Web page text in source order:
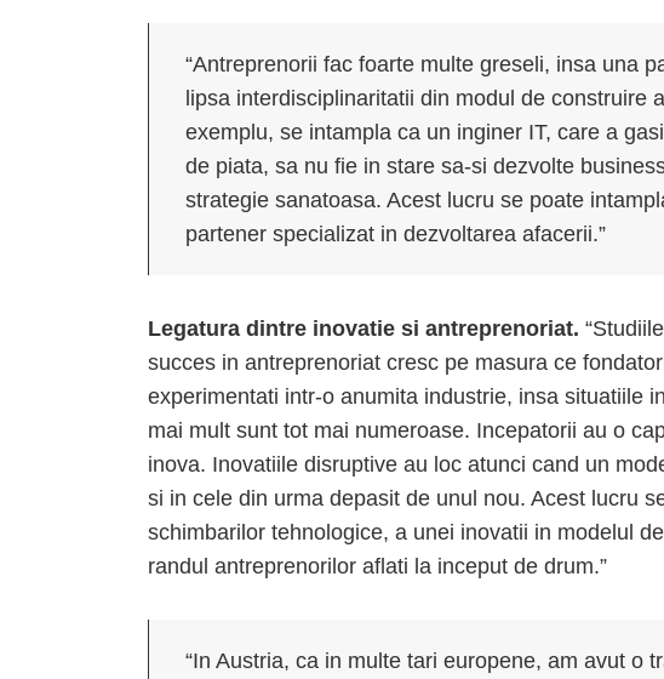
“Antreprenorii fac foarte multe greseli, insa una
lipsa interdisciplinaritatii din modul de construire
exemplu, se intampla ca un inginer IT, care a
de piata, sa nu fie in stare sa-si dezvolte
strategie sanatoasa. Acest lucru se poate
partener specializat in dezvoltarea afacerii.”
Legatura dintre inovatie si antreprenoriat.
succes in antreprenoriat cresc pe masura ce
experimentati intr-o anumita industrie, insa situatiile
mai mult sunt tot mai numeroase. Incepatorii au o
inova. Inovatiile disruptive au loc atunci cand un
si in cele din urma depasit de unul nou. Acest lucru
schimbarilor tehnologice, a unei inovatii in modelul
randul antreprenorilor aflati la inceput de drum.”
“In Austria, ca in multe tari europene, am avut o